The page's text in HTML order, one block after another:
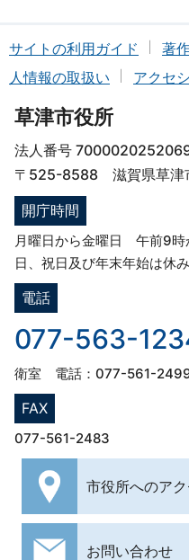
サイトの利用ガイド 著
人情報の取扱い
アクセ
草津市役所
法人番号
〒525-8588 滋賀県草津
開庁時間
月曜日から金曜日 午前9時
日、祝日及び年末年始は休み
電話
077-563-
衛室 電話：077-561-2499
FAX
077-561-2483
市役所へのア
お問い合わせ